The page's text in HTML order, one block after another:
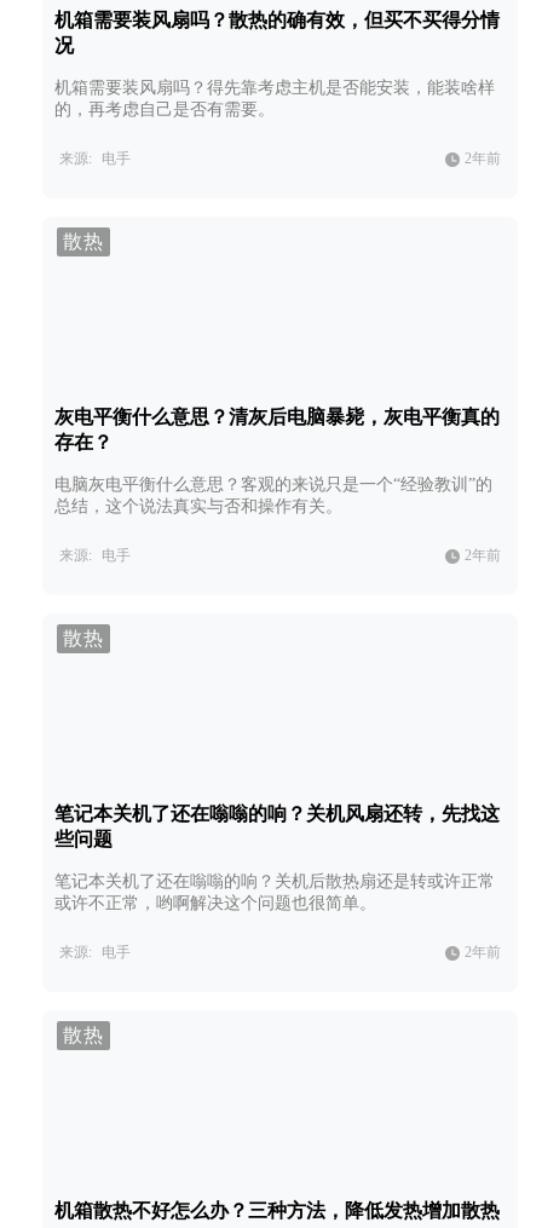
机箱需要装风扇吗？散热的确有效，但买不买得分情
况
机箱需要装风扇吗？得先靠考虑主机是否能安装，能装啥样
的，再考虑自己是否有需要。
来源: 电手 2年前
散热
灰电平衡什么意思？清灰后电脑暴毙，灰电平衡真的
存在？
电脑灰电平衡什么意思？客观的来说只是一个“经验教训”的
总结，这个说法真实与否和操作有关。
来源: 电手 2年前
散热
笔记本关机了还在嗡嗡的响？关机风扇还转，先找这
些问题
笔记本关机了还在嗡嗡的响？关机后散热扇还是转或许正常
或许不正常，哟啊解决这个问题也很简单。
来源: 电手 2年前
散热
机箱散热不好怎么办？三种方法，降低发热增加散热